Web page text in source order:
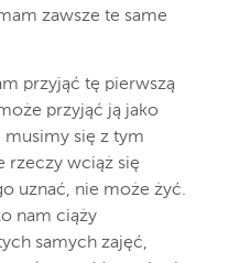
zawsze te same
przyjąć tę pierwszą
przyjąć ją jako
musimy się z tym
rzeczy wciąż się
uznać, nie może żyć.
nam ciąży
samych zajęć,